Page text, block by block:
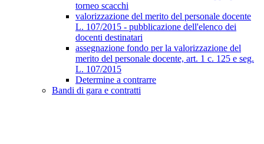
torneo scacchi
valorizzazione del merito del personale docente
L. 107/2015 - pubblicazione dell'elenco dei
docenti destinatari
assegnazione fondo per la valorizzazione del
merito del personale docente, art. 1 c. 125 e seg.
L. 107/2015
Determine a contrarre
Bandi di gara e contratti